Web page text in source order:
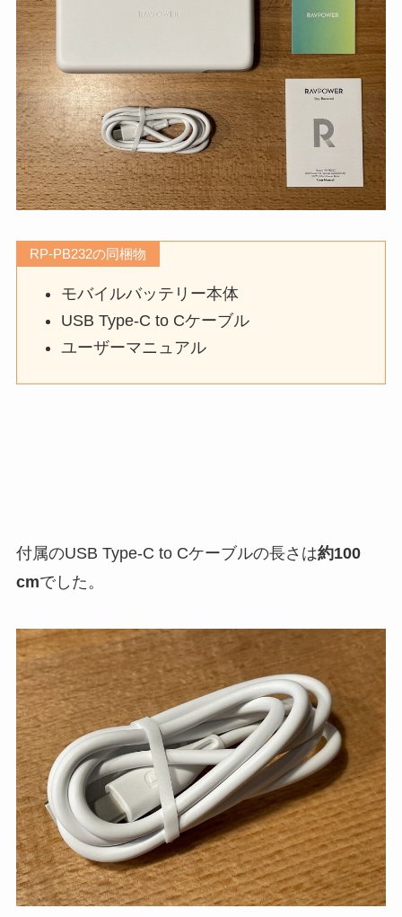
RP-PB232の同梱物
モバイルバッテリー本体
USB Type-C to Cケーブル
ユーザーマニュアル
付属のUSB Type-C to Cケーブルの長さは約100
cmでした。